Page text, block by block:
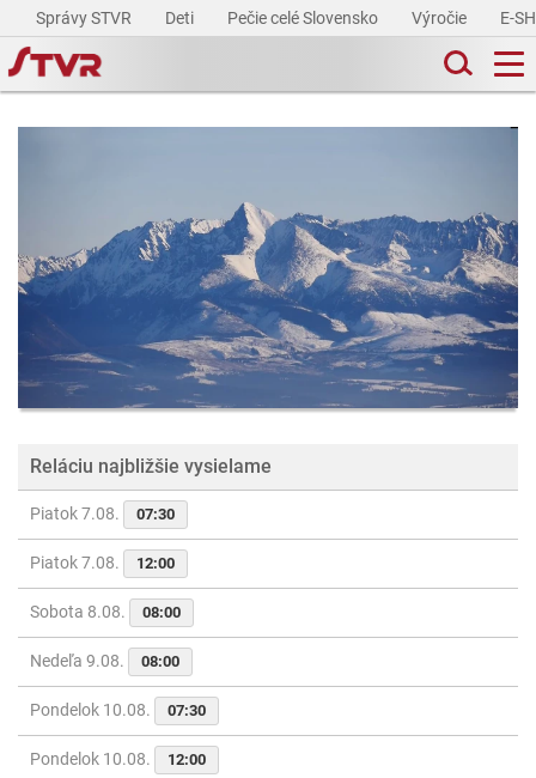
Správy STVR Deti Pečie celé Slovensko Výročie E-
Reláciu najbližšie vysielame
Piatok 7.08. 07:30
Piatok 7.08. 12:00
Sobota 8.08. 08:00
Nedeľa 9.08. 08:00
Pondelok 10.08. 07:30
Pondelok 10.08. 12:00